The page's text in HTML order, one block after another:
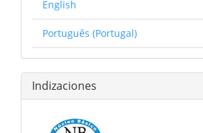
English
Português (Portugal)
Indizaciones